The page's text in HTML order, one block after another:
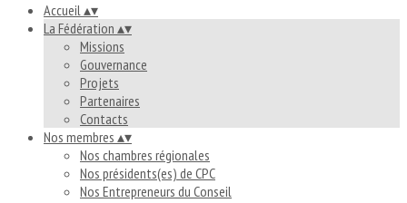
Accueil▴▾
La Fédération ▴▾
Missions
Gouvernance
Projets
Partenaires
Contacts
Nos membres ▴▾
Nos chambres régionales
Nos présidents(es) de CPC
Nos Entrepreneurs du Conseil